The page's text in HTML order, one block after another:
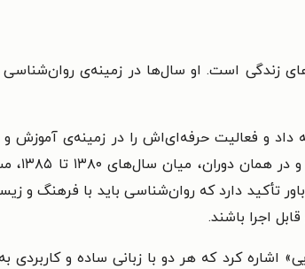
است. او سال‌ها در زمینه‌ی روان‌شناسی
ادامه داد و فعالیت حرفه‌ای‌اش را در زمینه‌ی
از سال ۱۳۸۴ تا
تأکید دارد که روان‌شناسی باید با فرهنگ و
اجرا باشند.
اشاره کرد که هر دو با زبانی ساده و کاربردی